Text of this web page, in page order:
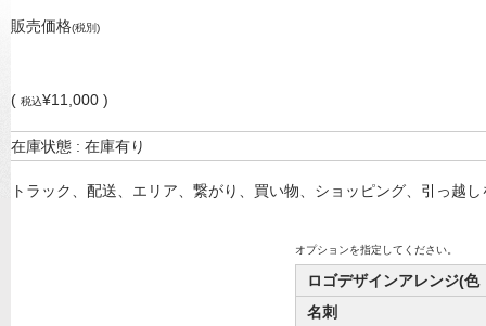
販売価格(税別)
( 税込¥11,000 )
在庫状態 : 在庫有り
トラック、配送、エリア、繋がり、買い物、ショッピング、引っ越
オプションを指定してください。
ロゴデザインアレンジ(
名刺